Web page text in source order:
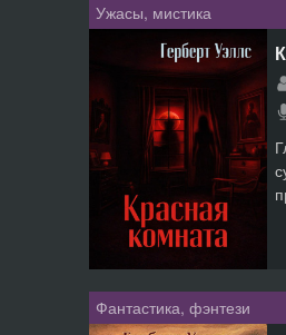
Ужасы, мистика
Фантастика, фэнтези